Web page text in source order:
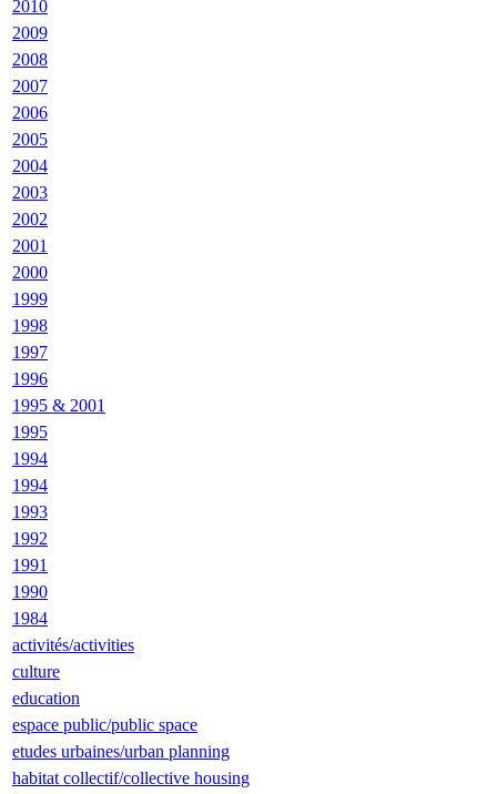
2010
2009
2008
2007
2006
2005
2004
2003
2002
2001
2000
1999
1998
1997
1996
1995 & 2001
1995
1994
1994
1993
1992
1991
1990
1984
activités/activities
culture
education
espace public/public space
etudes urbaines/urban planning
habitat collectif/collective housing